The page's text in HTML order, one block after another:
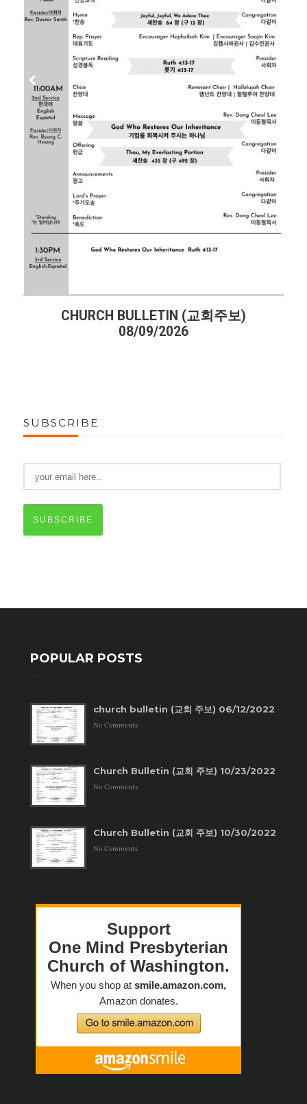
CHURCH BULLETIN (교회주보)
08/09/2026
SUBSCRIBE
SUBSCRIBE
POPULAR POSTS
church bulletin (교회 주보) 06/12/2022
No Comments
Church Bulletin (교회 주보) 10/23/2022
No Comments
Church Bulletin (교회 주보) 10/30/2022
No Comments